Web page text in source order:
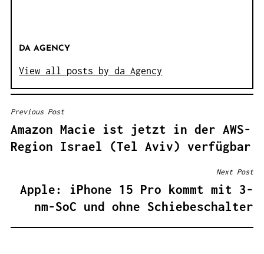
DA AGENCY
View all posts by da Agency
B
E
I
Previous Post
Amazon Macie ist jetzt in der AWS-
Region Israel (Tel Aviv) verfügbar
Next Post
Apple: iPhone 15 Pro kommt mit 3-
nm-SoC und ohne Schiebeschalter